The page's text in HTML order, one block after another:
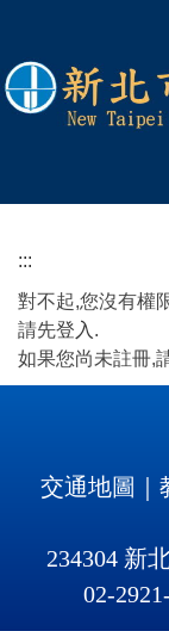
主
要
:::
對不起,您沒有權
請先登入 .
如果您尚未註冊,
交通地圖 ｜
234304 新
02-